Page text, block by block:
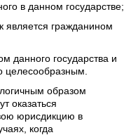
в данном государстве;
является гражданином
данного государства и
целесообразным.
образом
оказаться
юрисдикцию в
когда